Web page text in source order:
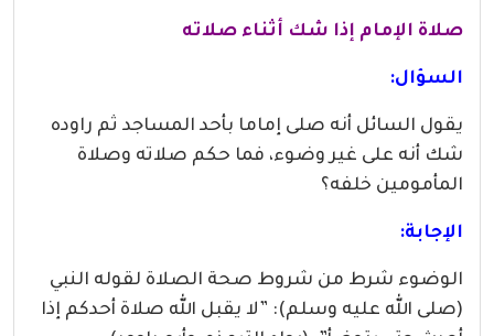
صلاة الإمام إذا شك أثناء صلاته
السؤال:
يقول السائل أنه صلى إماما بأحد المساجد ثم راوده
شك أنه على غير وضوء، فما حكم صلاته وصلاة
المأمومين خلفه؟
الإجابة:
الوضوء شرط من شروط صحة الصلاة لقوله النبي
(صلى الله عليه وسلم)‏:‏ ‏”‏لا يقبل الله صلاة أحدكم إذا